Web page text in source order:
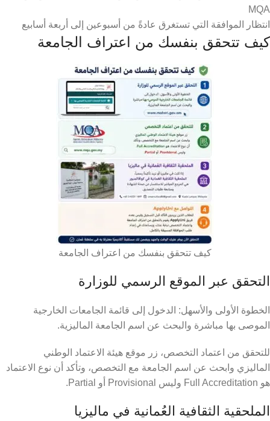
MQA
انتظار الموافقة التي تستغرق عادةً من أسبوعين إلى أربعة أسابيع
كيف تتحقق بنفسك من اعتراف الجامعة
كيف تتحقق بنفسك من اعتراف الجامعة
التحقق عبر الموقع الرسمي للوزارة
الخطوة الأولى والأسهل: الدخول إلى قائمة الجامعات الخارجية
الموصى بها مباشرة والبحث عن اسم الجامعة الماليزية.
للتحقق من اعتماد التخصص، زر موقع هيئة الاعتماد الوطني
الماليزي وابحث عن اسم الجامعة مع التخصص، وتأكد أن نوع الاعتماد
هو Full Accreditation وليس Provisional أو Partial.
الملحقية الثقافية العُمانية في ماليزيا